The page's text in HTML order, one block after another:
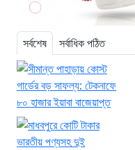
সর্বশেষ
সর্বাধিক পঠিত